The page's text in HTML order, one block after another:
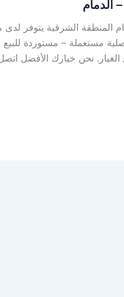
الدمام
المنطقة الشرقية يتوفر
مستعملة – مستوردة
الأفضل اتصل بنا: 0569391132